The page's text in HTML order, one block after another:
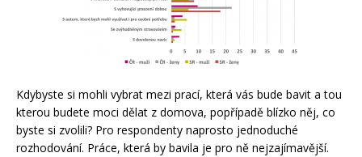
Kdybyste si mohli vybrat mezi prací, která vás bude bavit a tou
kterou budete moci dělat z domova, popřípadě blízko něj, co
byste si zvolili? Pro respondenty naprosto jednoduché
rozhodování. Práce, která by bavila je pro ně nejzajímavější.